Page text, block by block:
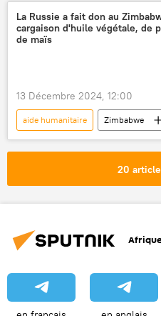
La Russie a fait don au
cargaison d'huile végétale, de
de maïs
13 Décembre 2024, 12:00
aide humanitaire Zimbabwe
Don
maïs
petit
20
Afrique